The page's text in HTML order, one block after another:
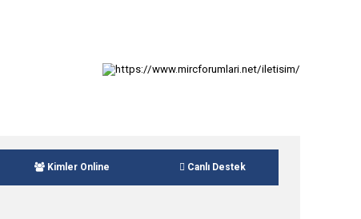
Kimler Online Canlı Destek